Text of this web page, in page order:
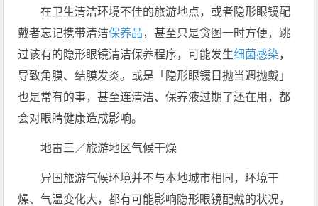
在卫生清洁环境不佳的旅游地点，或者隐形眼镜配
戴者忘记携带清洁保养品，甚至只是贪图一时方便，跳
过该有的隐形眼镜清洁保养程序，可能发生细菌感染，
导致角膜、结膜发炎。或是「隐形眼镜日抛当週抛戴」
也是常有的事，甚至连清洁、保养液过期了还在用，都
会对眼睛健康造成影响。
地雷三／旅游地区气候干燥
异国旅游气候环境并不与本地城市相同，环境干
燥、气温变化大，都有可能影响隐形眼镜配戴的状况，